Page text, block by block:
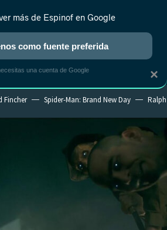
REALITY ANIME RANKINGS CINE
Fincher Spider-Man: Brand New Day
×
más de Espinof en Google
como fuente preferida
una cuenta de Google